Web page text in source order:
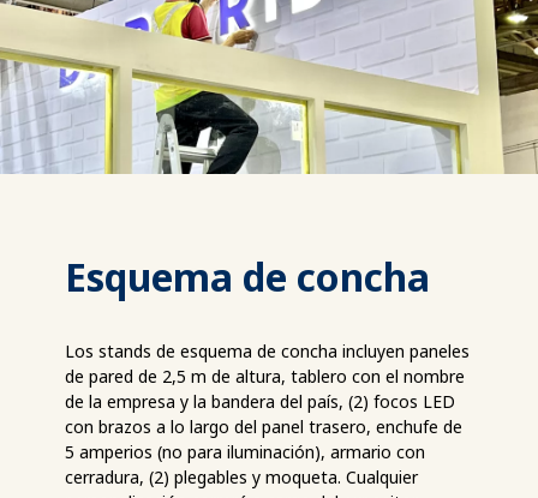
Esquema de concha
Los stands de esquema de concha incluyen paneles
de pared de 2,5 m de altura, tablero con el nombre
de la empresa y la bandera del país, (2) focos LED
con brazos a lo largo del panel trasero, enchufe de
5 amperios (no para iluminación), armario con
cerradura, (2) plegables y moqueta. Cualquier